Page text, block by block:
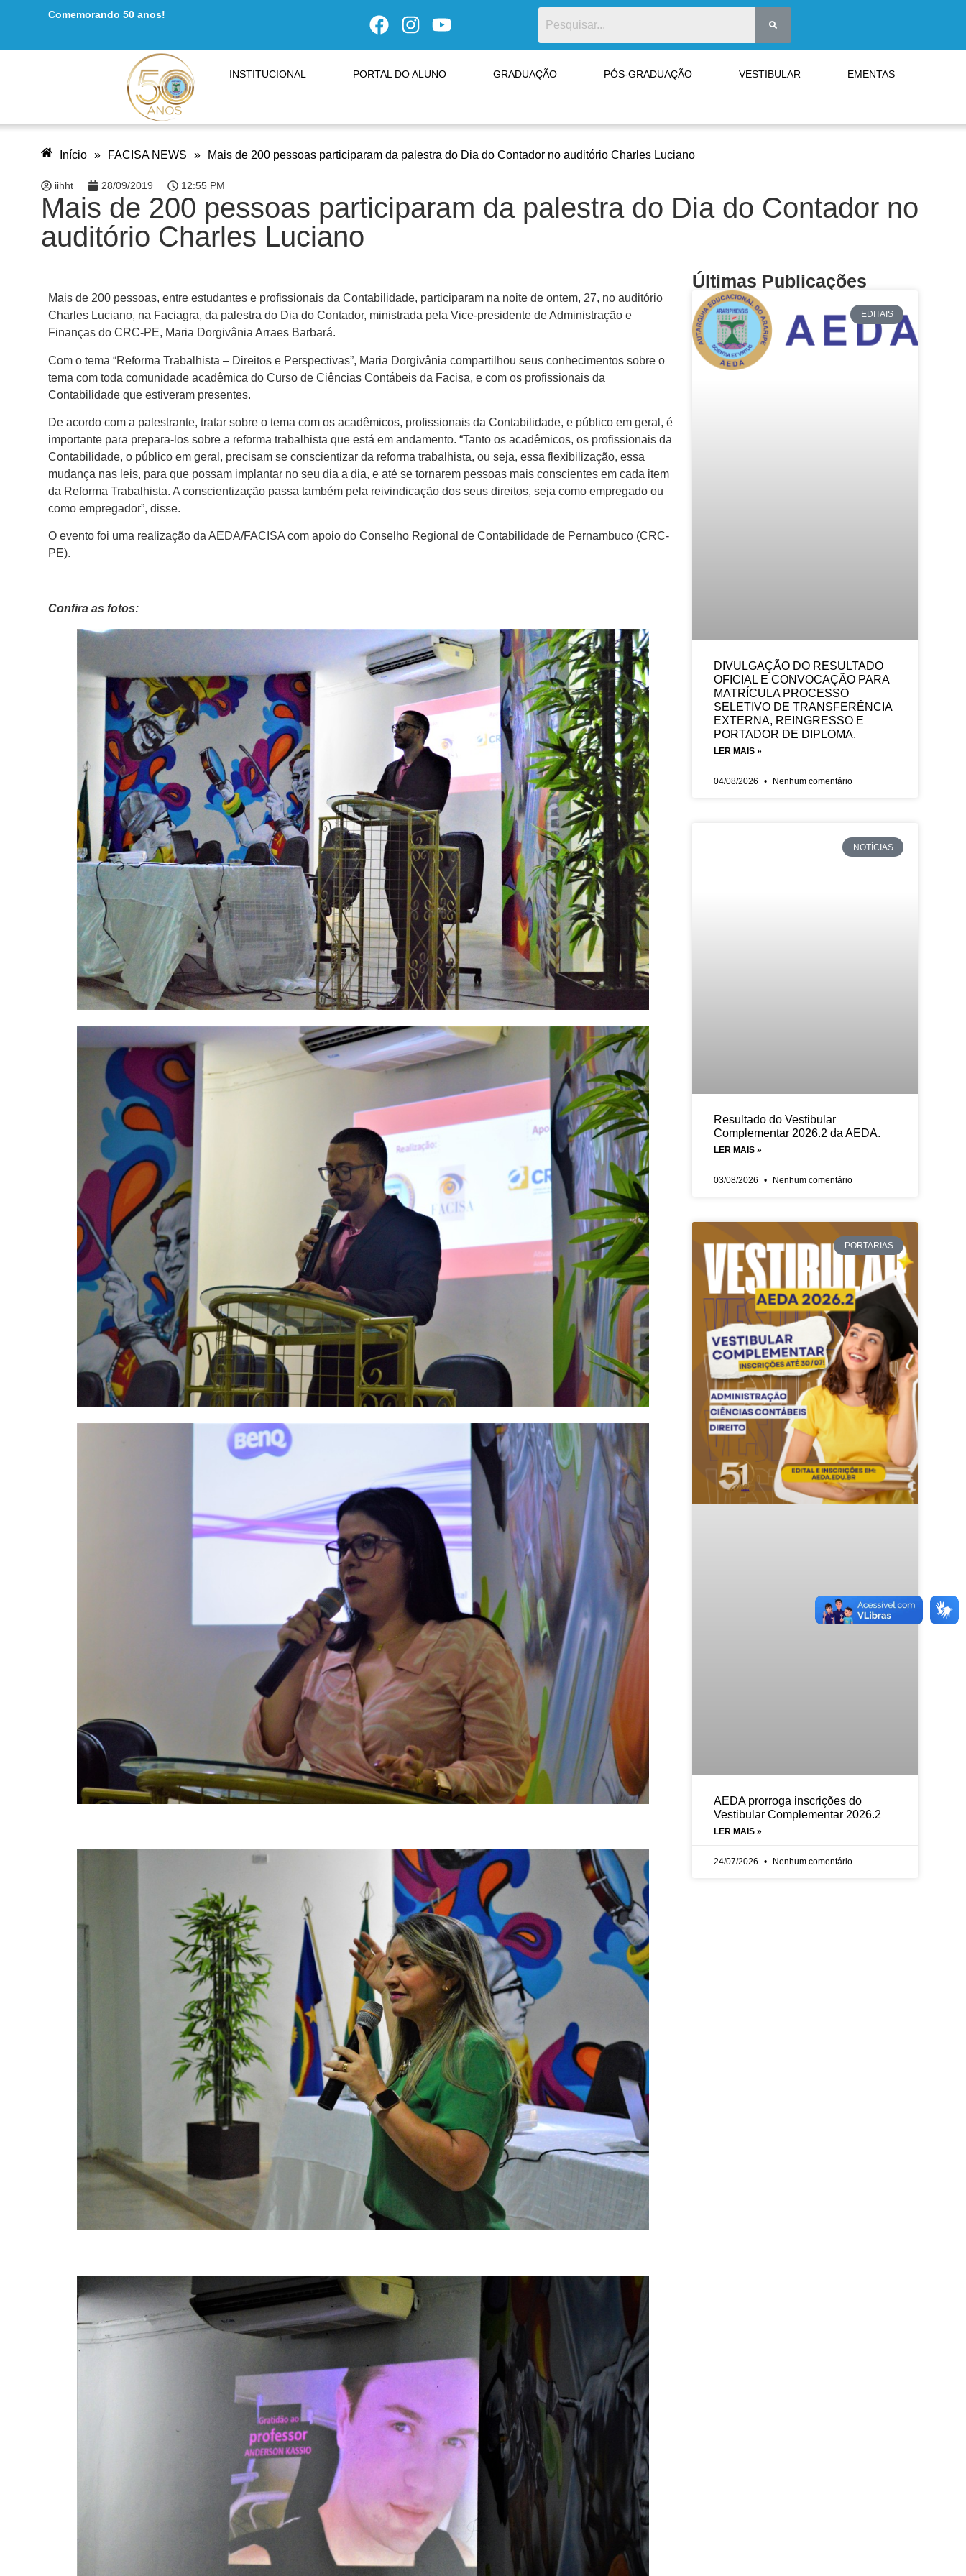
Comemorando 50 anos!
INSTITUCIONAL PORTAL DO ALUNO GRADUAÇÃO PÓS-GRADUAÇÃO VESTIBULAR EMENTAS
Início » FACISA NEWS » Mais de 200 pessoas participaram da palestra do Dia do Contador no auditório Charles Luciano
iihht 28/09/2019 12:55 PM
Mais de 200 pessoas participaram da palestra do Dia do Contador no
auditório Charles Luciano
Mais de 200 pessoas, entre estudantes e profissionais da Contabilidade, participaram na noite de ontem, 27, no auditório
Charles Luciano, na Faciagra, da palestra do Dia do Contador, ministrada pela Vice-presidente de Administração e
Finanças do CRC-PE, Maria Dorgivânia Arraes Barbará.
Com o tema “Reforma Trabalhista – Direitos e Perspectivas”, Maria Dorgivânia compartilhou seus conhecimentos sobre o
tema com toda comunidade acadêmica do Curso de Ciências Contábeis da Facisa, e com os profissionais da
Contabilidade que estiveram presentes.
De acordo com a palestrante, tratar sobre o tema com os acadêmicos, profissionais da Contabilidade, e público em geral, é
importante para prepara-los sobre a reforma trabalhista que está em andamento. “Tanto os acadêmicos, os profissionais da
Contabilidade, o público em geral, precisam se conscientizar da reforma trabalhista, ou seja, essa flexibilização, essa
mudança nas leis, para que possam implantar no seu dia a dia, e até se tornarem pessoas mais conscientes em cada item
da Reforma Trabalhista. A conscientização passa também pela reivindicação dos seus direitos, seja como empregado ou
como empregador”, disse.
O evento foi uma realização da AEDA/FACISA com apoio do Conselho Regional de Contabilidade de Pernambuco (CRC-
PE).
Confira as fotos:
Últimas Publicações
EDITAIS
DIVULGAÇÃO DO RESULTADO
OFICIAL E CONVOCAÇÃO PARA
MATRÍCULA PROCESSO
SELETIVO DE TRANSFERÊNCIA
EXTERNA, REINGRESSO E
PORTADOR DE DIPLOMA.
LER MAIS »
04/08/2026 Nenhum comentário
NOTÍCIAS
Resultado do Vestibular
Complementar 2026.2 da AEDA.
LER MAIS »
03/08/2026 Nenhum comentário
PORTARIAS
AEDA prorroga inscrições do
Vestibular Complementar 2026.2
LER MAIS »
24/07/2026 Nenhum comentário